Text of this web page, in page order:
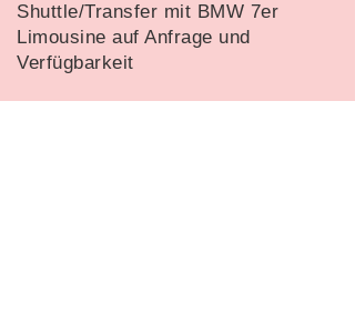
Shuttle/Transfer mit BMW 7er
Limousine auf Anfrage und
Verfügbarkeit